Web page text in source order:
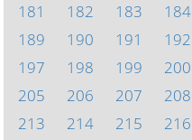
181
182 183 184
189
190 191 192
197
198 199 200
205
206 207 208
213
214 215 216